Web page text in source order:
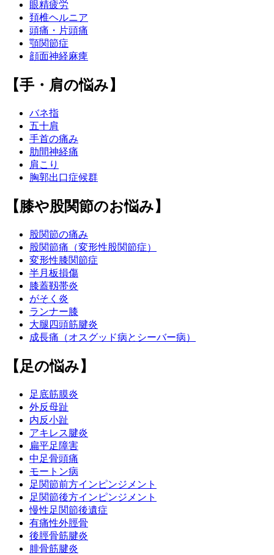
眼精疲労
頚椎ヘルニア
頭痛・片頭痛
顎関節症
顔面神経麻痺
【手・肩の悩み】
バネ指
五十肩
手首の痛み
肋間神経痛
肩こり
胸郭出口症候群
【膝や股関節のお悩み】
股関節の痛み
股関節痛（変形性股関節症）
変形性膝関節症
半月板損傷
膝蓋靱帯炎
がそく炎
ランナー膝
大腿四頭筋腱炎
成長痛（オスグッド病とシーバー病）
【足の悩み】
足底筋膜炎
外反母趾
内反小趾
アキレス腱炎
扁平足障害
中足骨頭痛
モートン病
足関節前方インピンジメント
足関節後方インピンジメント
慢性足関節後遺症
有痛性外脛骨
後脛骨筋腱炎
腓骨筋腱炎